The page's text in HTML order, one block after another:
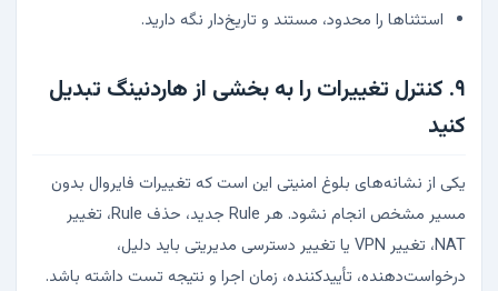
استثناها را محدود، مستند و تاریخ‌دار نگه دارید.
۹. کنترل تغییرات را به بخشی از هاردنینگ تبدیل
کنید
یکی از نشانه‌های بلوغ امنیتی این است که تغییرات فایروال بدون
مسیر مشخص انجام نشود. هر Rule جدید، حذف Rule، تغییر
NAT، تغییر VPN یا تغییر دسترسی مدیریتی باید دلیل،
درخواست‌دهنده، تأییدکننده، زمان اجرا و نتیجه تست داشته باشد.